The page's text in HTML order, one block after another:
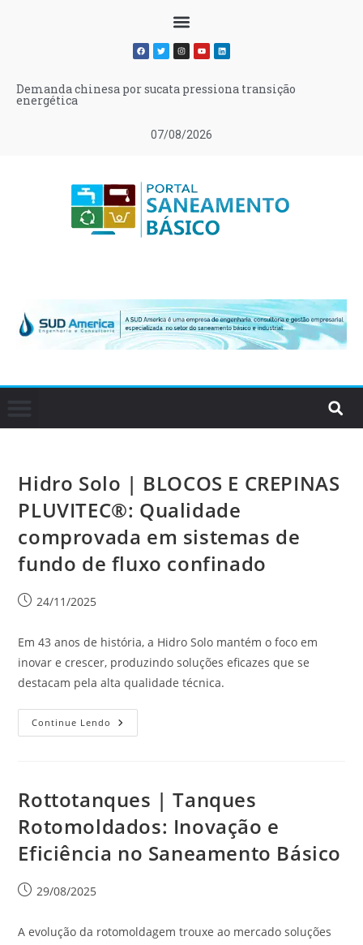
07/08/2026
Demanda chinesa por sucata pressiona transição
energética
Hidro Solo | BLOCOS E CREPINAS
PLUVITEC®: Qualidade
comprovada em sistemas de
fundo de fluxo confinado
24/11/2025
Em 43 anos de história, a Hidro Solo mantém o foco em
inovar e crescer, produzindo soluções eficazes que se
destacam pela alta qualidade técnica.
Continue Lendo
Rottotanques | Tanques
Rotomoldados: Inovação e
Eficiência no Saneamento Básico
29/08/2025
A evolução da rotomoldagem trouxe ao mercado soluções